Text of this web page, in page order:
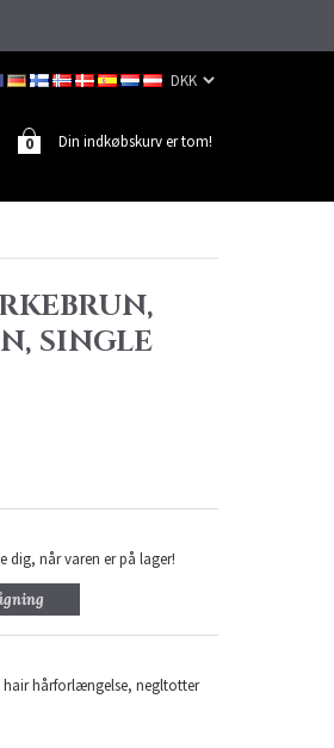
Din indkøbskurv er tom!
0
SINGLE
dig, når varen er på lager!
hårforlængelse, negltotter